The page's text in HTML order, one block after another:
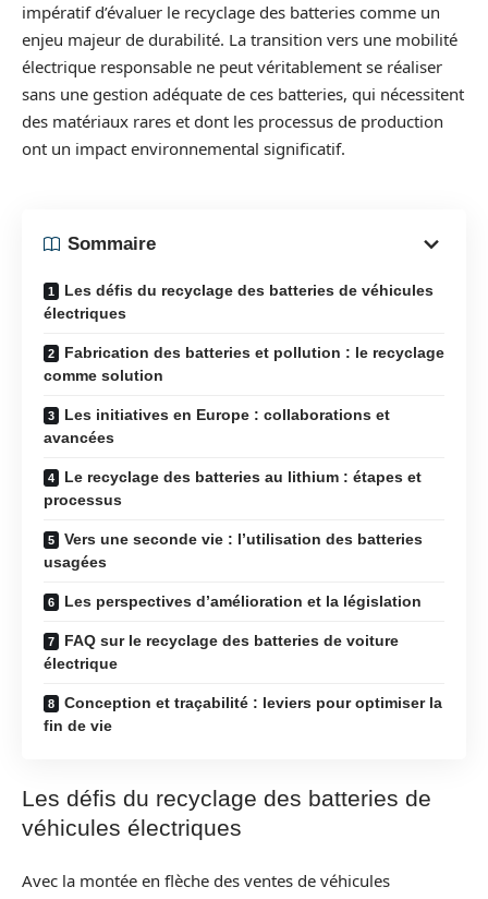
impératif d’évaluer le recyclage des batteries comme un
enjeu majeur de durabilité. La transition vers une mobilité
électrique responsable ne peut véritablement se réaliser
sans une gestion adéquate de ces batteries, qui nécessitent
des matériaux rares et dont les processus de production
ont un impact environnemental significatif.
Sommaire
Les défis du recyclage des batteries de véhicules
électriques
Fabrication des batteries et pollution : le recyclage
comme solution
Les initiatives en Europe : collaborations et
avancées
Le recyclage des batteries au lithium : étapes et
processus
Vers une seconde vie : l’utilisation des batteries
usagées
Les perspectives d’amélioration et la législation
FAQ sur le recyclage des batteries de voiture
électrique
Conception et traçabilité : leviers pour optimiser la
fin de vie
Les défis du recyclage des batteries de
véhicules électriques
Avec la montée en flèche des ventes de véhicules